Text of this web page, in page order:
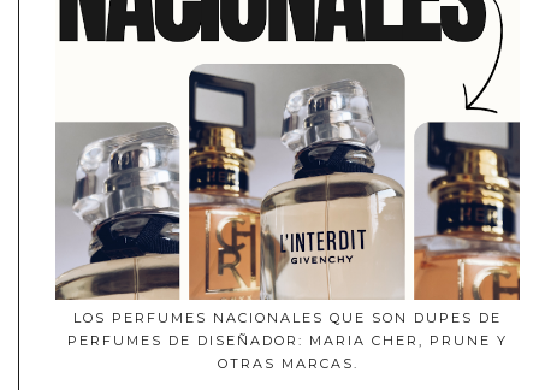
LOS PERFUMES NACIONALES QUE SON DUPES DE
PERFUMES DE DISEÑADOR: MARIA CHER, PRUNE Y
OTRAS MARCAS.